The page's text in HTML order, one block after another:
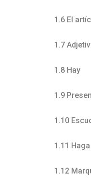
1.6 El
1.7
1.8 Hay
1.9
1.10
1.11
1.12